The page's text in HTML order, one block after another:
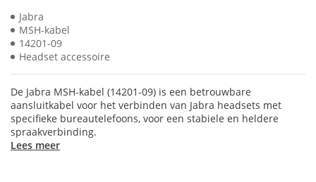
Jabra
MSH-kabel
14201-09
Headset accessoire
De Jabra MSH-kabel (14201-09) is een betrouwbare
aansluitkabel voor het verbinden van Jabra headsets met
specifieke bureautelefoons, voor een stabiele en heldere
spraakverbinding.
Lees meer